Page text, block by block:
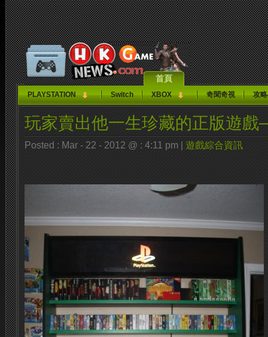
首頁
PLAYSTATION Switch XBOX 奇聞奇視 攻
玩家賣出他一生珍藏的正版遊戲
Posted : Mar - 22 - 2012 @ : 4:11 pm | 遊戲綜合資訊